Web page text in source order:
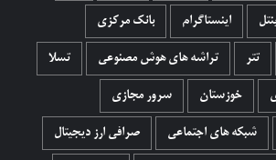
اینستاگرام بانک مرکزی
تتر تراشه های هوش مصنوعی تسلا
خوزستان سرور مجازی
شبکه های اجتماعی صرافی ارز دیجیتال